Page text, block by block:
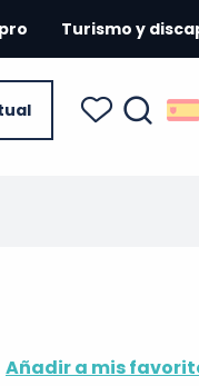
Turismo y
aux favoris
Añadir a mis